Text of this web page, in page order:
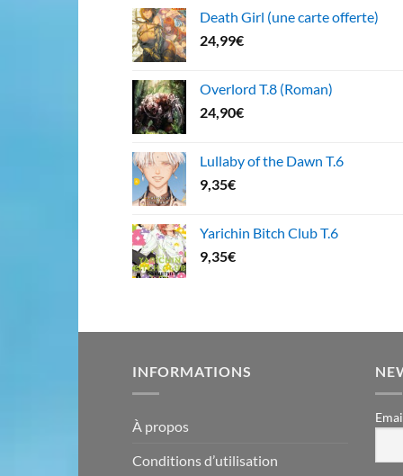
Death Girl (une carte offerte)
24,99€
Overlord T.8 (Roman)
24,90€
Lullaby of the Dawn T.6
9,35€
Yarichin Bitch Club T.6
9,35€
INFORMATIONS
À propos
Conditions d’utilisation